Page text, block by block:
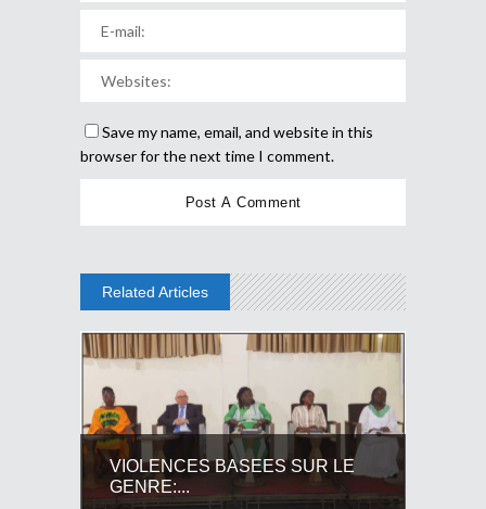
Save my name, email, and website in this
browser for the next time I comment.
Related Articles
VIOLENCES BASEES SUR LE
GENRE:...